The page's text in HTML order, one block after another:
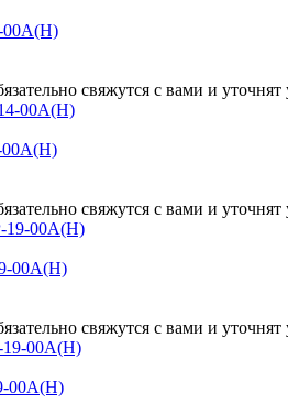
00A(H)
свяжутся с вами и уточнят
00A(H)
свяжутся с вами и уточнят
00A(H)
свяжутся с вами и уточнят
00A(H)